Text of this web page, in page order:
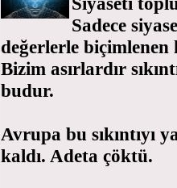
Sadece
değerlerle biçimlenen
Bizim asırlardır
budur.
Avrupa bu sıkıntıyı
kaldı. Adeta çöktü.